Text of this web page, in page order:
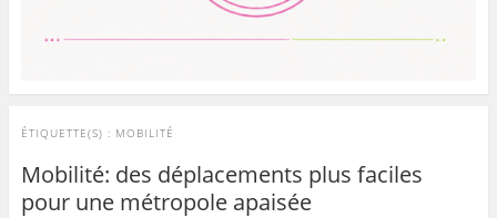
ÉTIQUETTE(S) : MOBILITÉ
Mobilité: des déplacements plus faciles
pour une métropole apaisée